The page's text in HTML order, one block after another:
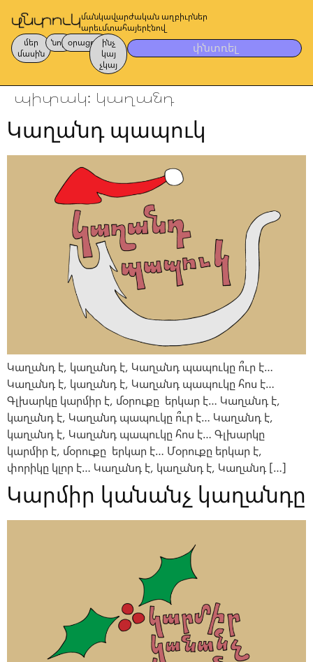
մանկավարժական աղբիւրներ
արեւմտահայերէնով
մեր
մասին
նոր օրացոյց
ինչ
կայ
չկայ
փնտռել
պիտակ: կաղանդ
Կաղանդ պապուկ
Կաղանդ է, կաղանդ է, Կաղանդ պապուկը ո՞ւր է…
Կաղանդ է, կաղանդ է, Կաղանդ պապուկը հոս է…
Գլխարկը կարմիր է, մօրուքը երկար է… Կաղանդ է,
կաղանդ է, Կաղանդ պապուկը ո՞ւր է… Կաղանդ է,
կաղանդ է, Կաղանդ պապուկը հոս է… Գլխարկը
կարմիր է, մօրուքը երկար է… Մօրուքը երկար է,
փորիկը կլոր է… Կաղանդ է, կաղանդ է, Կաղանդ […]
Կարմիր կանանչ կաղանդը